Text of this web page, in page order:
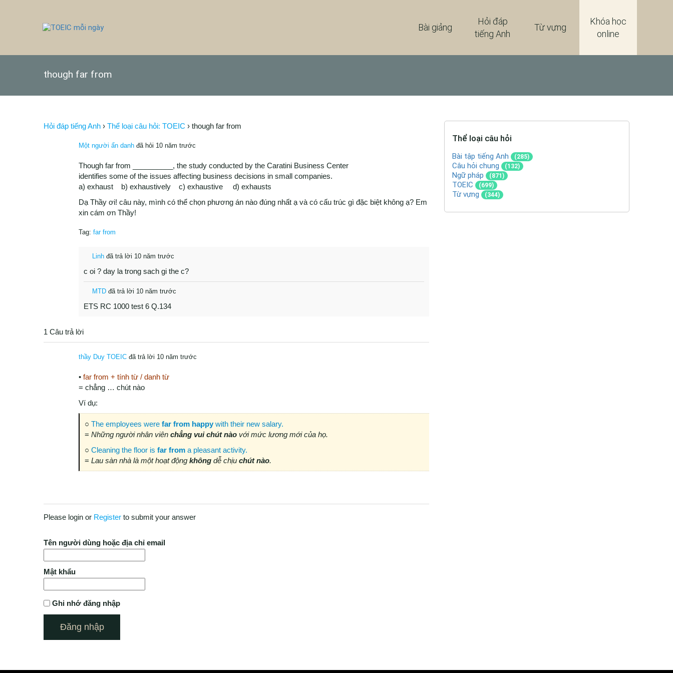
Khóa học
online
Từ vựng
Hỏi đáp
tiếng Anh
Bài giảng
though far from
Hỏi đáp tiếng Anh › Thể loại câu hỏi: TOEIC › though far from
Một người ẩn danh đã hỏi 10 năm trước
Though far from __________, the study conducted by the Caratini Business Center
identifies some of the issues affecting business decisions in small companies.
a) exhaust b) exhaustively c) exhaustive d) exhausts
Dạ Thầy ơi! câu này, mình có thể chọn phương án nào đúng nhất ạ và có cấu trúc gì đặc biệt không ạ? Em
xin cám ơn Thầy!
Tag: far from
Linh đã trả lời 10 năm trước
c oi ? day la trong sach gi the c?
MTD đã trả lời 10 năm trước
ETS RC 1000 test 6 Q.134
1 Câu trả lời
thầy Duy TOEIC đã trả lời 10 năm trước
• far from + tính từ / danh từ
= chẳng … chút nào
Ví dụ:
○ The employees were far from happywith their new salary.
= Những người nhân viên chẳng vui chút nào với mức lương mới của họ.
○ Cleaning the floor is far from a pleasant activity.
= Lau sàn nhà là một hoạt động không dễ chịu chút nào.
Please login or Register to submit your answer
Tên người dùng hoặc địa chỉ email
Mật khẩu
Ghi nhớ đăng nhập
Thể loại câu hỏi
Bài tập tiếng Anh (285)
Câu hỏi chung (132)
Ngữ pháp (871)
TOEIC (699)
Từ vựng (344)